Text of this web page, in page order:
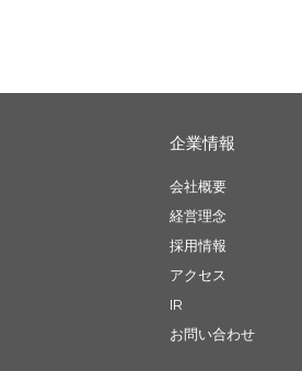
企業情報
会社概要
経営理念
採用情報
アクセス
IR
お問い合わせ